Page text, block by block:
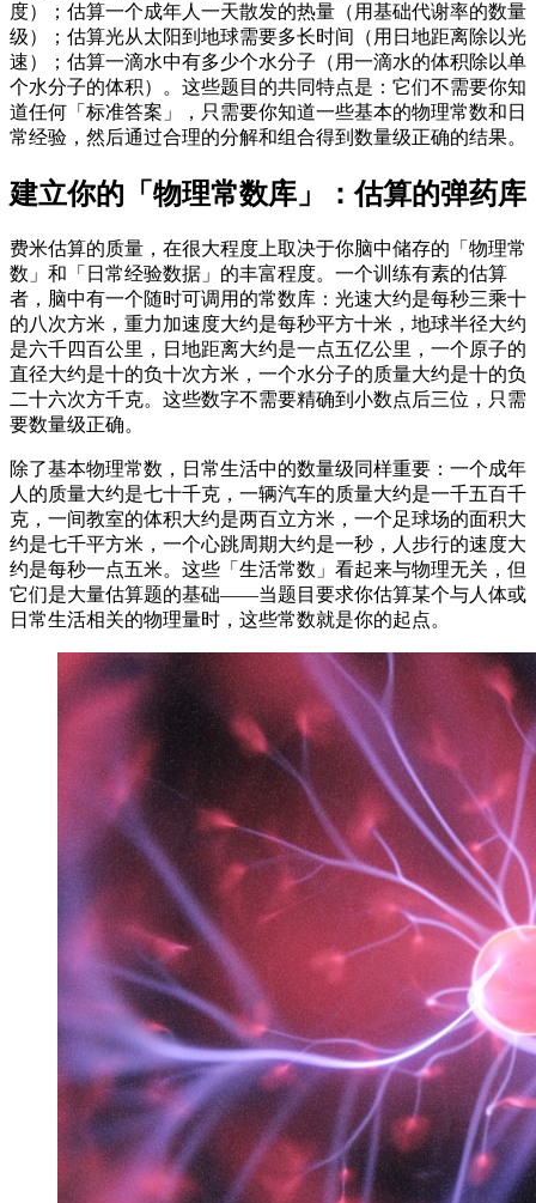
度）；估算一个成年人一天散发的热量（用基础代谢率的数量
级）；估算光从太阳到地球需要多长时间（用日地距离除以光
速）；估算一滴水中有多少个水分子（用一滴水的体积除以单
个水分子的体积）。这些题目的共同特点是：它们不需要你知
道任何「标准答案」，只需要你知道一些基本的物理常数和日
常经验，然后通过合理的分解和组合得到数量级正确的结果。
建立你的「物理常数库」：估算的弹药库
费米估算的质量，在很大程度上取决于你脑中储存的「物理常
数」和「日常经验数据」的丰富程度。一个训练有素的估算
者，脑中有一个随时可调用的常数库：光速大约是每秒三乘十
的八次方米，重力加速度大约是每秒平方十米，地球半径大约
是六千四百公里，日地距离大约是一点五亿公里，一个原子的
直径大约是十的负十次方米，一个水分子的质量大约是十的负
二十六次方千克。这些数字不需要精确到小数点后三位，只需
要数量级正确。
除了基本物理常数，日常生活中的数量级同样重要：一个成年
人的质量大约是七十千克，一辆汽车的质量大约是一千五百千
克，一间教室的体积大约是两百立方米，一个足球场的面积大
约是七千平方米，一个心跳周期大约是一秒，人步行的速度大
约是每秒一点五米。这些「生活常数」看起来与物理无关，但
它们是大量估算题的基础——当题目要求你估算某个与人体或
日常生活相关的物理量时，这些常数就是你的起点。